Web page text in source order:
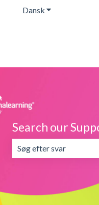
Dansk Vis
Search our
Der er ingen forslag,